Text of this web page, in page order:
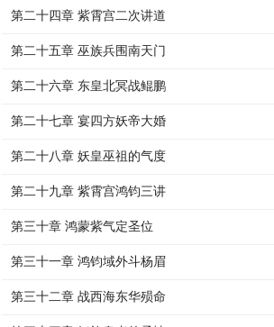
第二十四章 紫霄宫二次讲道
第二十五章 巫族兵围南天门
第二十六章 东皇北冥战鲲鹏
第二十七章 宴四方妖帝大婚
第二十八章 妖皇巫祖的气度
第二十九章 紫霄宫鸿钧三讲
第三十章 鸿蒙紫气定圣位
第三十一章 鸿钧域外斗杨眉
第三十二章 战西海东华殒命